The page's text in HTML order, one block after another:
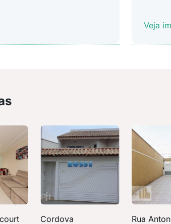
Veja
Cordova Rua